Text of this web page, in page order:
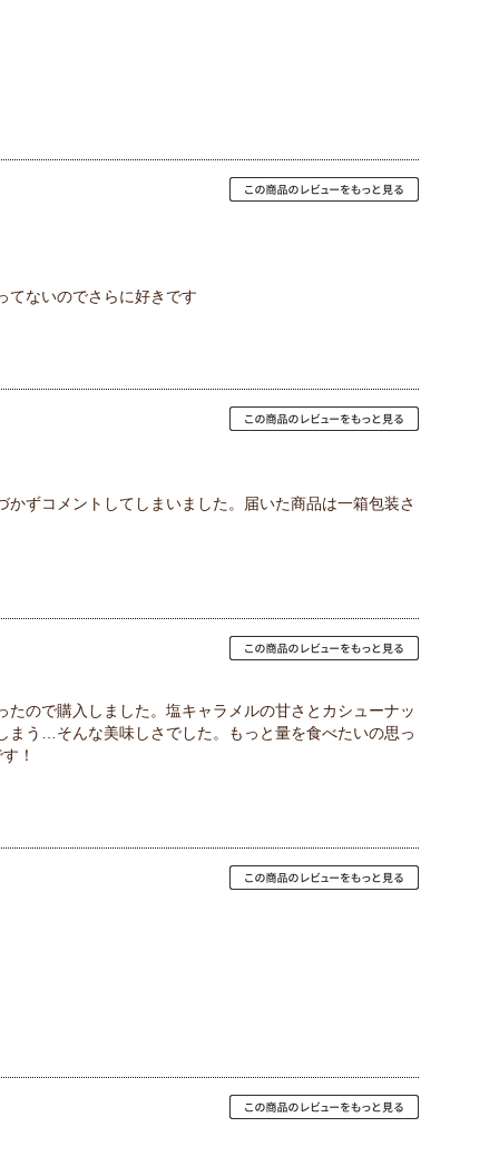
てないのでさらに好きです
ずコメントしてしまいました。届いた商品は一箱包装さ
ので購入しました。塩キャラメルの甘さとカシューナッ
う…そんな美味しさでした。もっと量を食べたいの思っ
！